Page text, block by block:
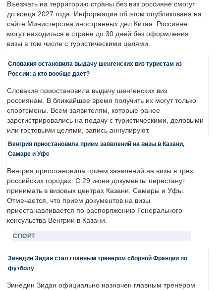
Въезжать на территорию страны без виз россияне смогут
до конца 2027 года. Информация об этом опубликована на
сайте Министерства иностранных дел Китая. Россияне
могут находиться в стране до 30 дней без оформления
визы в том числе с туристическими целями.
Словакия остановила выдачу шенгенских виз туристам из
России: а кто вообще дает?
Словакия приостановила выдачу шенгенских виз
россиянам. В ближайшее время получить их могут только
спортсмены. Всем заявителям, которые ранее
зарегистрировались на подачу с туристическими, деловыми
или гостевыми целями, запись аннулируют.
Венгрия приостановила прием заявлений на визы в Казани,
Самаре и Уфе
Венгрия приостановила прием заявлений на визы в трех
российских городах. С 29 июня документы перестанут
принимать в визовых центрах Казани, Самары и Уфы.
Отмечается, что прием документов на визы
приостанавливается по распоряжению Генерального
консульства Венгрии в Казани.
СПОРТ
Зинедин Зидан стал главным тренером сборной Франции по
футболу
Зинедин Зидан официально назначен главным тренером